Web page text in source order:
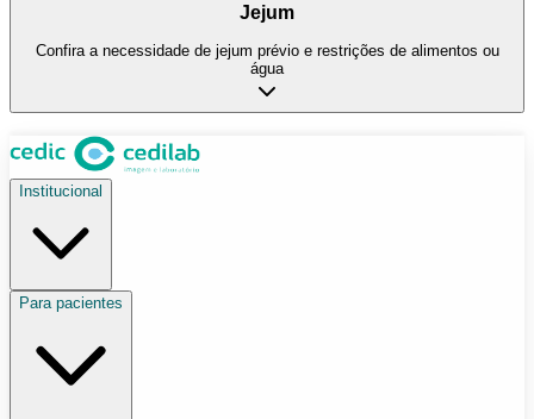
Jejum
Confira a necessidade de jejum prévio e restrições de alimentos ou
água
Institucional
Para pacientes